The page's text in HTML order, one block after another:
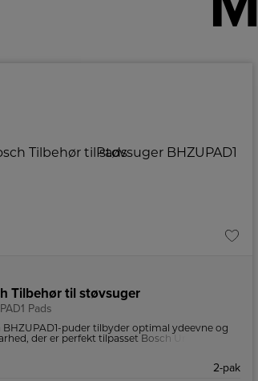
Tilbehør til støvsuger
Pads
BHZUPAD1-puder tilbyder optimal ydeevne og
der er perfekt tilpasset Bosch Unlimited-
2-pak